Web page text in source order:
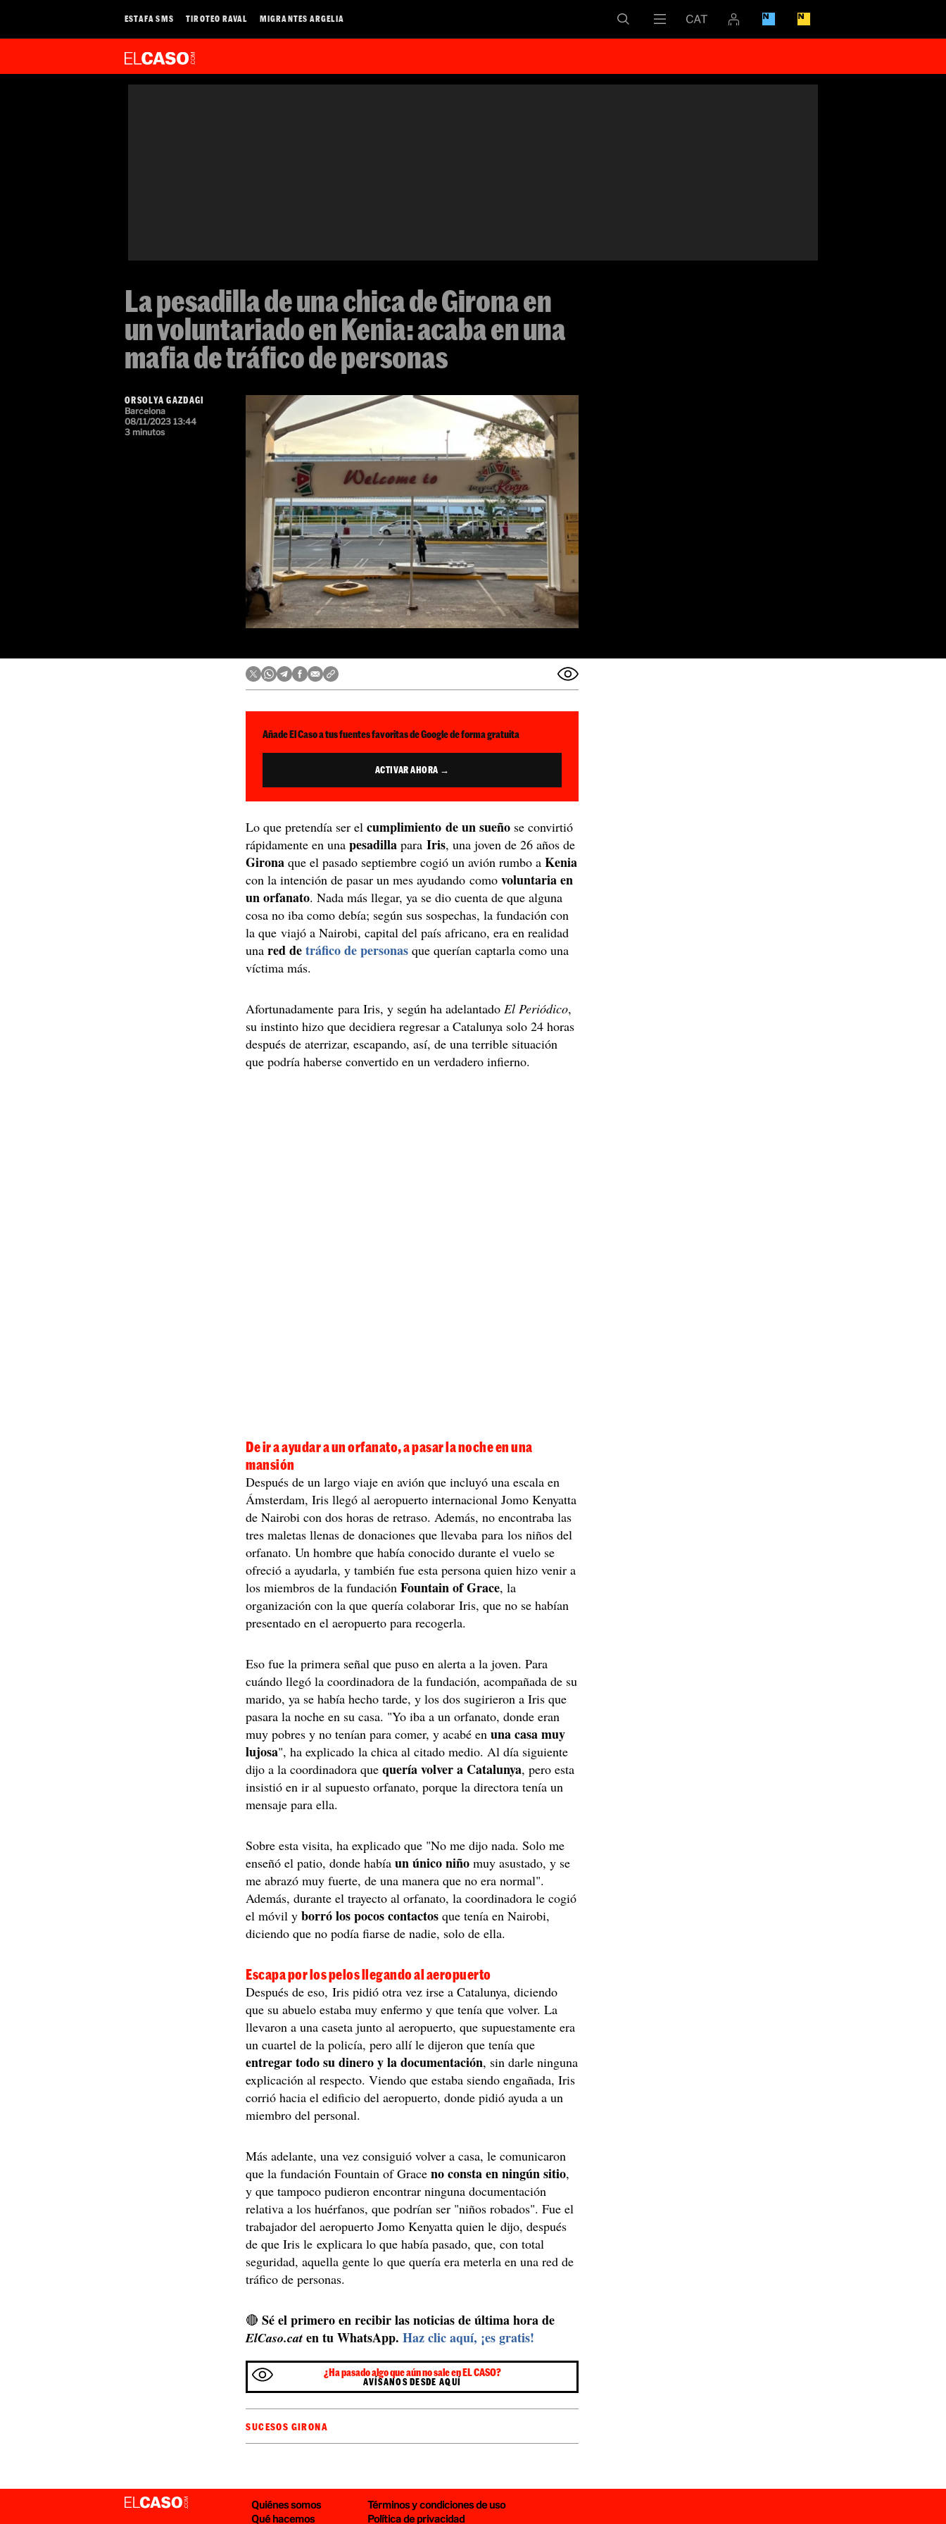
ESTAFA SMS TIROTEO RAVAL MIGRANTES ARGELIA
La pesadilla de una chica de Girona en
un voluntariado en Kenia: acaba en una
mafia de tráfico de personas
ORSOLYA GAZDAGI
Barcelona
08/11/2023 13:44
3 minutos
Añade El Caso a tus fuentes favoritas de Google de forma gratuita
ACTIVAR AHORA →
Lo que pretendía ser elcumplimiento de un sueño se convirtió
rápidamente en unapesadilla paraIris, una joven de 26 años de
Girona que el pasado septiembre cogió un avión rumbo aKenia
con la intención de pasar un mes ayudando comovoluntaria en
un orfanato. Nada más llegar, ya se dio cuenta de que alguna
cosa no iba como debía; según sus sospechas, la fundación con
la que viajó a Nairobi, capital del país africano, era en realidad
unared detráfico de personas que querían captarla como una
víctima más.
Afortunadamente para Iris, y según ha adelantadoEl Periódico,
su instinto hizo que decidiera regresar a Catalunya solo 24 horas
después de aterrizar, escapando, así, de una terrible situación
que podría haberse convertido en un verdadero infierno.
De ir a ayudar a un orfanato, a pasar la noche en una
mansión
Después de un largo viaje en avión que incluyó una escala en
Ámsterdam, Iris llegó al aeropuerto internacional Jomo Kenyatta
de Nairobi con dos horas de retraso. Además, no encontraba las
tres maletas llenas de donaciones que llevaba para los niños del
orfanato. Un hombre que había conocido durante el vuelo se
ofreció a ayudarla, y también fue esta persona quien hizo venir a
los miembros de la fundaciónFountain of Grace, la
organización con la que quería colaborar Iris, que no se habían
presentado en el aeropuerto para recogerla.
Eso fue la primera señal que puso en alerta a la joven. Para
cuándo llegó la coordinadora de la fundación, acompañada de su
marido, ya se había hecho tarde, y los dos sugirieron a Iris que
pasara la noche en su casa. "Yo iba a un orfanato, donde eran
muy pobres y no tenían para comer, y acabé enuna casa muy
lujosa", ha explicado la chica al citado medio. Al día siguiente
dijo a la coordinadora quequería volver a Catalunya, pero esta
insistió en ir al supuesto orfanato, porque la directora tenía un
mensaje para ella.
Sobre esta visita, ha explicado que "No me dijo nada. Solo me
enseñó el patio, donde habíaun único niño muy asustado, y se
me abrazó muy fuerte, de una manera que no era normal".
Además, durante el trayecto al orfanato, la coordinadora le cogió
el móvil yborró los pocos contactos que tenía en Nairobi,
diciendo que no podía fiarse de nadie, solo de ella.
Escapa por los pelos llegando al aeropuerto
Después de eso, Iris pidió otra vez irse a Catalunya, diciendo
que su abuelo estaba muy enfermo y que tenía que volver. La
llevaron a una caseta junto al aeropuerto, que supuestamente era
un cuartel de la policía, pero allí le dijeron que tenía que
entregar todo su dinero y la documentación, sin darle ninguna
explicación al respecto. Viendo que estaba siendo engañada, Iris
corrió hacia el edificio del aeropuerto, donde pidió ayuda a un
miembro del personal.
Más adelante, una vez consiguió volver a casa, le comunicaron
que la fundación Fountain of Graceno consta en ningún sitio,
y que tampoco pudieron encontrar ninguna documentación
relativa a los huérfanos, que podrían ser "niños robados". Fue el
trabajador del aeropuerto Jomo Kenyatta quien le dijo, después
de que Iris le explicara lo que había pasado, que, con total
seguridad, aquella gente lo que quería era meterla en una red de
tráfico de personas.
🔴Sé el primero en recibir las noticias de última hora de
ElCaso.cat en tu WhatsApp.Haz clic aquí, ¡es gratis!
¿Ha pasado algo que aún no sale en EL CASO?
AVÍSANOS DESDE AQUÍ
SUCESOS GIRONA
Quiénes somos
Qué hacemos
Términos y condiciones de uso
Política de privacidad